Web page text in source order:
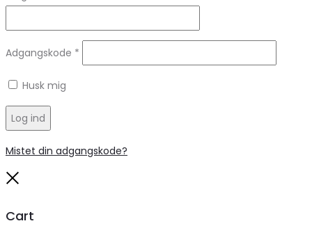
Adgangskode *
Husk mig
Log ind
Mistet din adgangskode?
Cart